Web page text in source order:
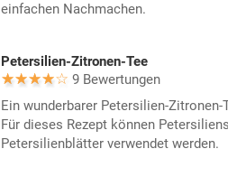
einfachen Nachmachen.
Petersilien-Zitronen-Tee
9 Bewertungen
Ein wunderbarer Petersilien-
Für dieses Rezept können
Petersilienblätter verwendet werden.